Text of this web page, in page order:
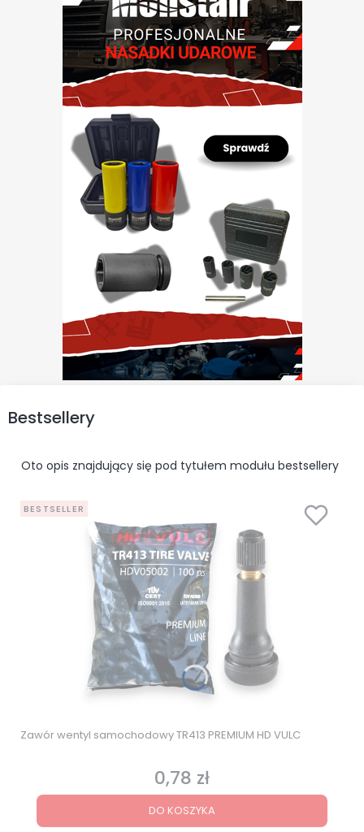
Bestsellery
Oto opis znajdujący się pod tytułem modułu bestsellery
BESTSELLER
Zawór wentyl samochodowy TR413 PREMIUM HD VULC
Cena
0,78 zł
DO KOSZYKA